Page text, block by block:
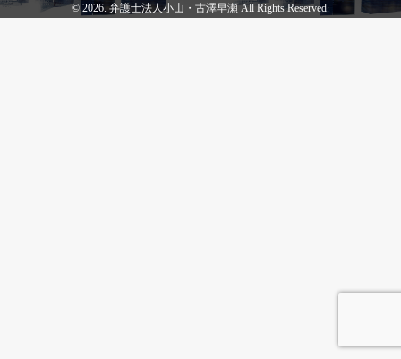
© 2026. 弁護士法人小山・古澤早瀬 All Rights Reserved.